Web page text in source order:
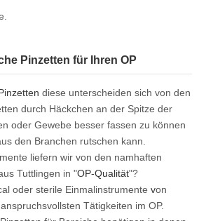
Pinzetten für Ihren OP
diese unterscheiden sich von den
durch Häckchen an der Spitze der
oder Gewebe besser fassen zu können
den Branchen rutschen kann.
liefern wir von den namhaften
Tuttlingen in "OP-Qualität"?
oder sterile Einmalinstrumente von
Tätigkeiten im OP.